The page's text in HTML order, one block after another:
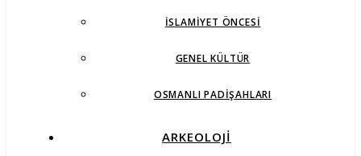
İSLAMIYET ÖNCESI
GENEL KÜLTÜR
OSMANLI PADIŞAHLARI
ARKEOLOJİ